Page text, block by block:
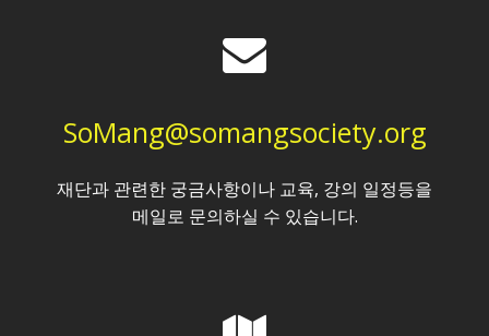
SoMang@somangsociety.org
재단과 관련한 궁금사항이나 교육, 강의 일정등을
메일로 문의하실 수 있습니다.